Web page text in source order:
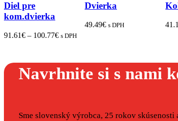
Diel pre
kom.dvierka
91.61€ – 100.77€ s DPH
Dvierka
49.49€ s DPH
Navrhnite si s nami
Sme slovenský výrobca, 25 rokov